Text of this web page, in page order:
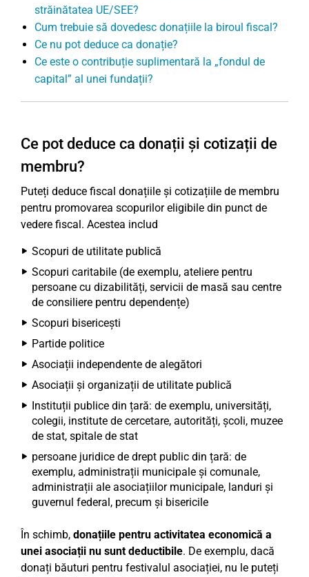
străinătatea UE/SEE?
Cum trebuie să dovedesc donațiile la biroul fiscal?
Ce nu pot deduce ca donație?
Ce este o contribuție suplimentară la „fondul de
capital” al unei fundații?
Ce pot deduce ca donații și cotizații de
membru?
Puteți deduce fiscal donațiile și cotizațiile de membru
pentru promovarea scopurilor eligibile din punct de
vedere fiscal. Acestea includ
Scopuri de utilitate publică
Scopuri caritabile (de exemplu, ateliere pentru
persoane cu dizabilități, servicii de masă sau centre
de consiliere pentru dependențe)
Scopuri bisericești
Partide politice
Asociații independente de alegători
Asociații și organizații de utilitate publică
Instituții publice din țară: de exemplu, universități,
colegii, institute de cercetare, autorități, școli, muzee
de stat, spitale de stat
persoane juridice de drept public din țară: de
exemplu, administrații municipale și comunale,
administrații ale asociațiilor municipale, landuri și
guvernul federal, precum și bisericile
În schimb, donațiile pentru activitatea economică a
unei asociații nu sunt deductibile. De exemplu, dacă
donați băuturi pentru festivalul asociației, nu le puteți